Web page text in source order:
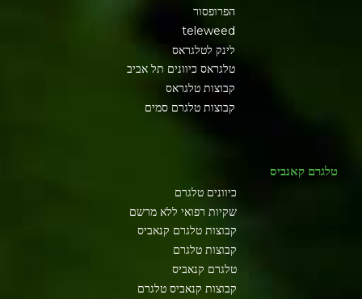
הפרופסור
teleweed
לינק לטלגראס
טלגראס כיוונים תל אביב
קבוצות טלגראס
קבוצות טלגרם סמים
טלגרם קאנביס
כיוונים טלגרם
שקיות רפואי ללא מרשם
קבוצות טלגרם קנאביס
קבוצות טלגרם
טלגרם קנאביס
קבוצות קנאביס טלגרם